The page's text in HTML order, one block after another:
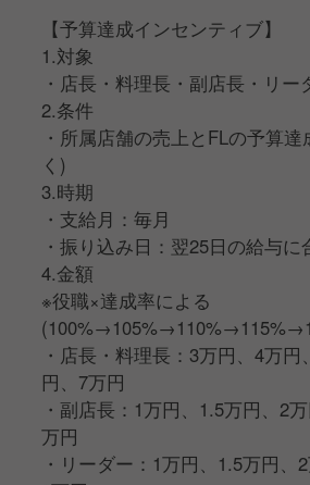
・12月末まで時点/6月末まで時点
3.時期
・支給月：年2回 (6月/12月)
・振り込み日：7月25日/1月25日
4.金額
・売上と原価人件費の予算達成の
・最低1万円〜最大固定給の0.5ヶ
※ボーナス時期に面談で金額と評
【月収モデル】
・一般：約31万5,000円
－固定給：30万円(研修期間−2万
円＋勤続年数手当：5,000円＋別
り(6月・12月)
【予算達成インセンティブ】
1.対象
・店長・料理長・副店長・リー
2.条件
・所属店舗の売上とFLの予算
く)
3.時期
・支給月：毎月
・振り込み日：翌25日の給与に
4.金額
※役職×達成率による
・店長・料理長：3万円、4万円
円、7万円
・副店長：1万円、1.5万円、2
万円
・リーダー：1万円、1.5万円、2